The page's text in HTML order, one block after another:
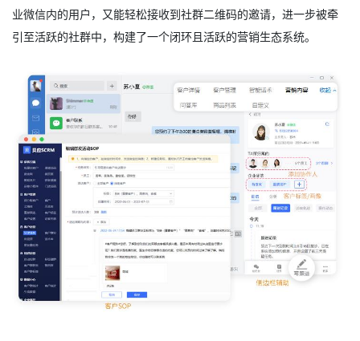
业微信内的用户，又能轻松接收到社群二维码的邀请，进一步被牵
引至活跃的社群中，构建了一个闭环且活跃的营销生态系统。